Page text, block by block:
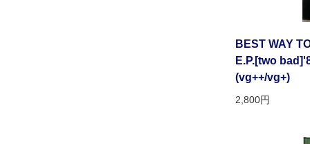
BEST WAY
E.P.[two
(vg++/vg+)
2,800円